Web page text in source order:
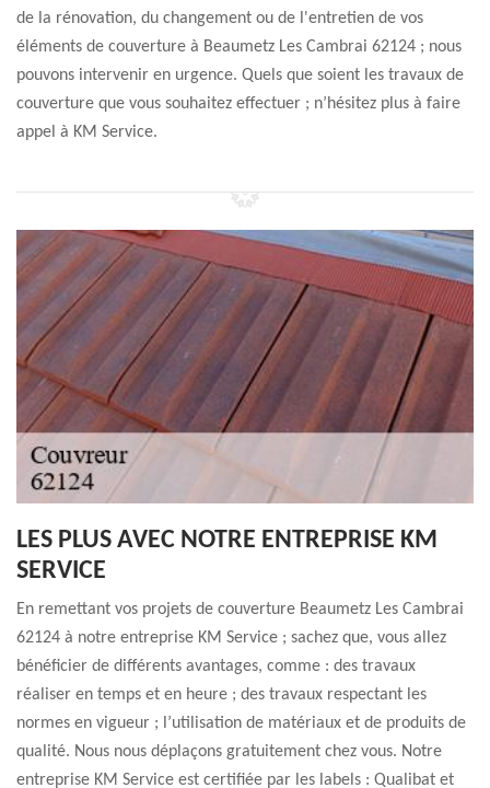
de la rénovation, du changement ou de l'entretien de vos
éléments de couverture à Beaumetz Les Cambrai 62124 ; nous
pouvons intervenir en urgence. Quels que soient les travaux de
couverture que vous souhaitez effectuer ; n’hésitez plus à faire
appel à KM Service.
LES PLUS AVEC NOTRE ENTREPRISE KM
SERVICE
En remettant vos projets de couverture Beaumetz Les Cambrai
62124 à notre entreprise KM Service ; sachez que, vous allez
bénéficier de différents avantages, comme : des travaux
réaliser en temps et en heure ; des travaux respectant les
normes en vigueur ; l’utilisation de matériaux et de produits de
qualité. Nous nous déplaçons gratuitement chez vous. Notre
entreprise KM Service est certifiée par les labels : Qualibat et